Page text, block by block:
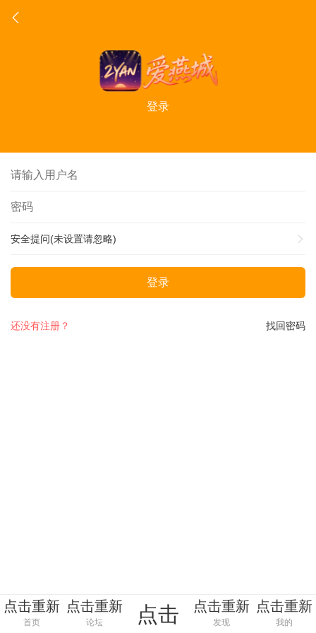
登录
安全提问(未设置请忽略)
登录
找回密码
还没有注册？
点击重新
加载
首页
点击重新
加载
论坛 点击
点击重新
加载
发现
点击重新
加载
我的